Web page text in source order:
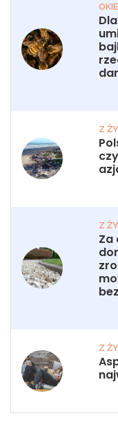
Z
Z
Za
Z